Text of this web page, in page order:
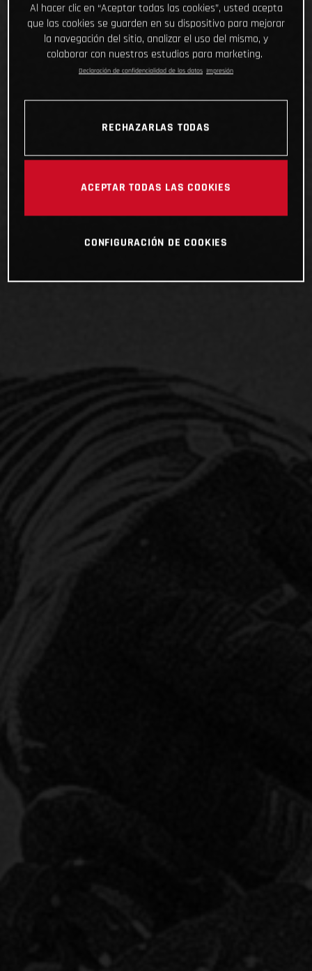
Al hacer clic en “Aceptar todas las cookies”, usted acepta
que las cookies se guarden en su dispositivo para mejorar
la navegación del sitio, analizar el uso del mismo, y
colaborar con nuestros estudios para marketing.
Declaración de confidencialidad de los datos Impresión
RECHAZARLAS TODAS
ACEPTAR TODAS LAS COOKIES
CONFIGURACIÓN DE COOKIES